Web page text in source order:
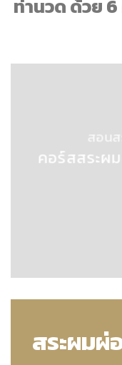
ท่านวด ด้วย
สอน
คอร์สสระผ
สระผมผ่